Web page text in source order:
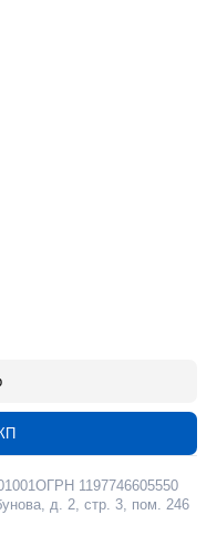
ОГРН 1197746605550
д. 2, стр. 3, пом. 246